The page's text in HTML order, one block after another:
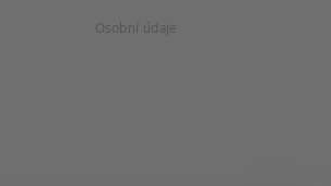
Osobní údaje